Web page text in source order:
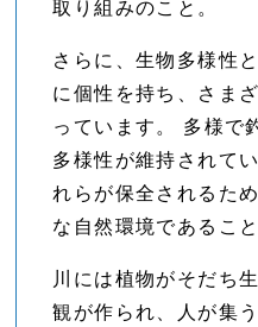
取り組みのこと。
さらに、生物多様性
に個性を持ち、さま
っています。 多様で
多様性が維持されて
れらが保全されるた
な自然環境であるこ
川には植物がそだち
観が作られ、人が集